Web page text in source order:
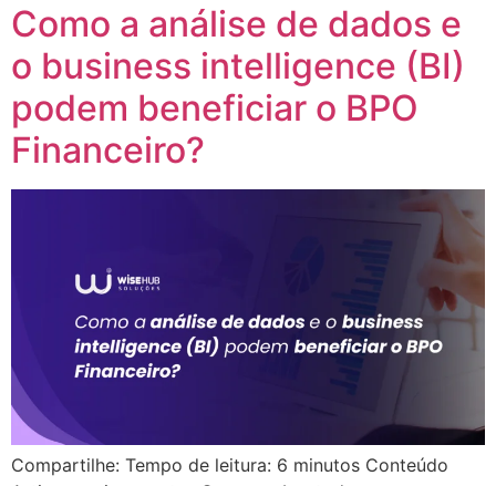
Como a análise de dados e
o business intelligence (BI)
podem beneficiar o BPO
Financeiro?
Compartilhe: Tempo de leitura: 6 minutos Conteúdo